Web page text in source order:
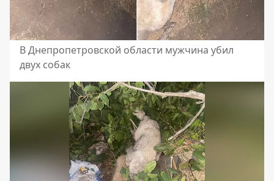
В Днепропетровской области мужчина убил
двух собак